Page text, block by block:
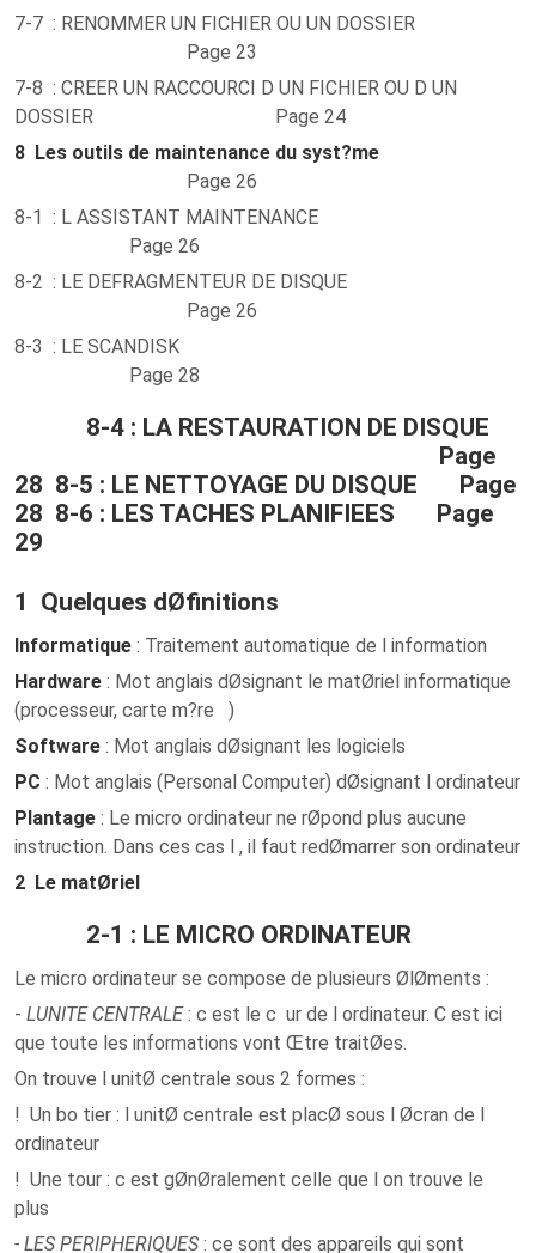
7-7 : RENOMMER UN FICHIER OU UN DOSSIER
Page 23
7-8 : CREER UN RACCOURCI D UN FICHIER OU D UN
DOSSIER Page 24
8 Les outils de maintenance du syst?me
Page 26
8-1 : L ASSISTANT MAINTENANCE
Page 26
8-2 : LE DEFRAGMENTEUR DE DISQUE
Page 26
8-3 : LE SCANDISK
Page 28
8-4 : LA RESTAURATION DE DISQUE
Page
28 8-5 : LE NETTOYAGE DU DISQUE Page
28 8-6 : LES TACHES PLANIFIEES Page
29
1 Quelques dØfinitions
Informatique : Traitement automatique de l information
Hardware : Mot anglais dØsignant le matØriel informatique
(processeur, carte m?re )
Software : Mot anglais dØsignant les logiciels
PC : Mot anglais (Personal Computer) dØsignant l ordinateur
Plantage : Le micro ordinateur ne rØpond plus aucune
instruction. Dans ces cas l , il faut redØmarrer son ordinateur
2 Le matØriel
2-1 : LE MICRO ORDINATEUR
Le micro ordinateur se compose de plusieurs ØlØments :
- LUNITE CENTRALE: c est le c ur de l ordinateur. C est ici
que toute les informations vont Œtre traitØes.
On trouve l unitØ centrale sous 2 formes :
! Un bo tier : l unitØ centrale est placØ sous l Øcran de l
ordinateur
! Une tour : c est gØnØralement celle que l on trouve le
plus
- LES PERIPHERIQUES : ce sont des appareils qui sont